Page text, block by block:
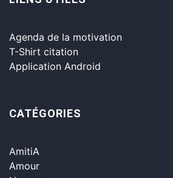
Agenda de la motivation
T-Shirt citation
Application Android
CATÉGORIES
AmitiA
Amour